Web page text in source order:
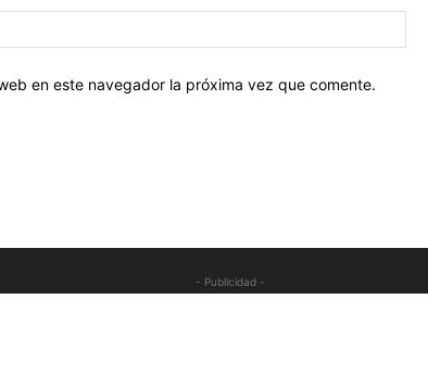
en este navegador la próxima vez que comente.
- Publicidad -